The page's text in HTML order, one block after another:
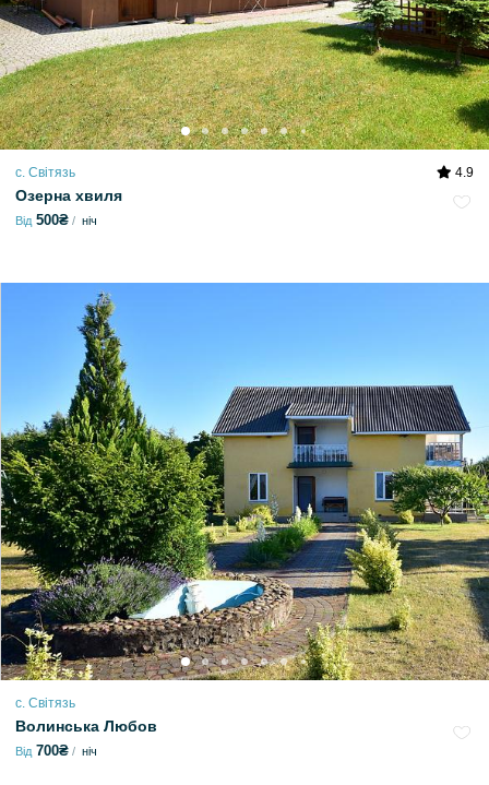
с. Світязь 4.9
Озерна хвиля
Від 500₴ ніч
с. Світязь
Волинська Любов
Від 700₴ ніч